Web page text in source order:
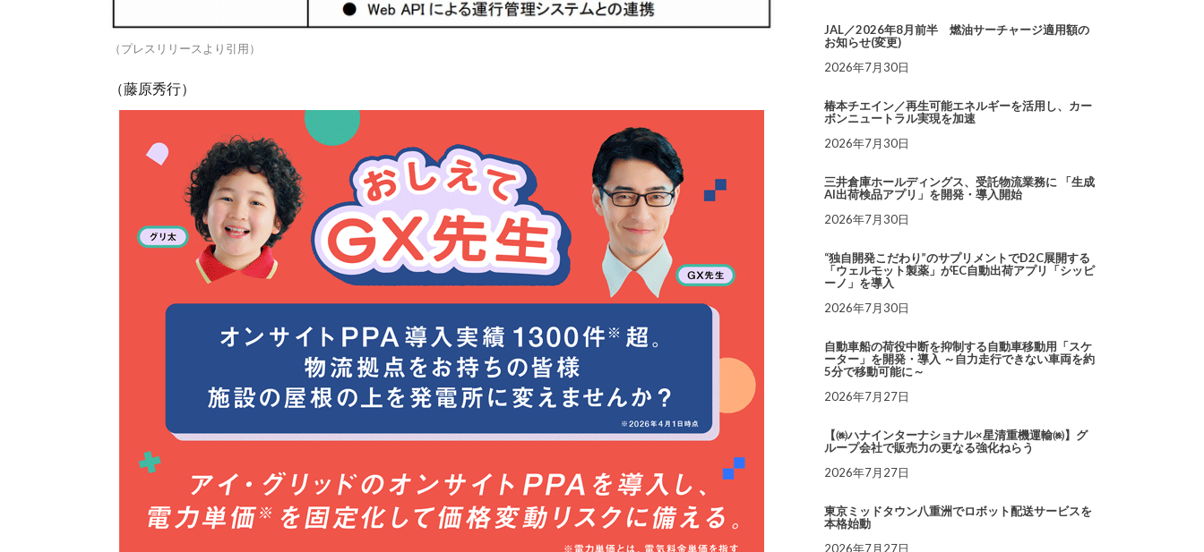
（プレスリリースより引用）
（藤原秀行）
JAL／2026年8月前半 燃油サーチャージ適用額の
お知らせ(変更)
2026年7月30日
椿本チエイン／再生可能エネルギーを活用し、カー
ボンニュートラル実現を加速
2026年7月30日
三井倉庫ホールディングス、受託物流業務に 「生成
AI出荷検品アプリ」を開発・導入開始
2026年7月30日
“独自開発こだわり”のサプリメントでD2C展開する
「ウェルモット製薬」がEC自動出荷アプリ「シッピ
ーノ」を導入
2026年7月30日
自動車船の荷役中断を抑制する自動車移動用「スケ
ーター」を開発・導入 ～自力走行できない車両を約
5分で移動可能に～
2026年7月27日
【㈱ハナインターナショナル×星清重機運輸㈱】グ
ループ会社で販売力の更なる強化ねらう
2026年7月27日
東京ミッドタウン八重洲でロボット配送サービスを
本格始動
2026年7月27日